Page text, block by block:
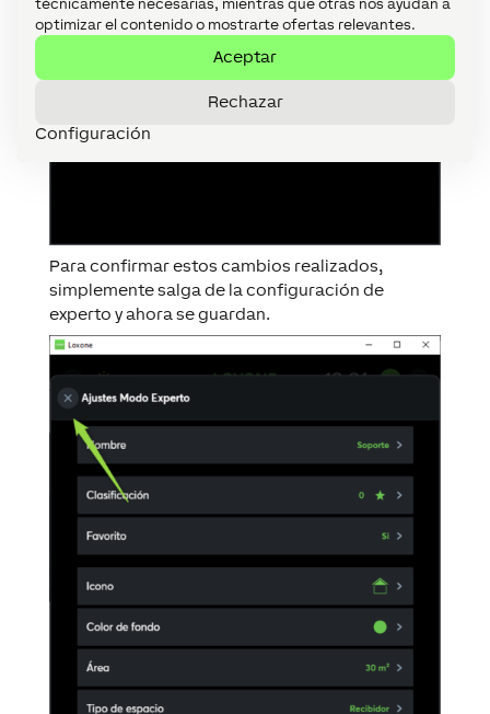
técnicamente necesarias, mientras que otras nos ayudan a
optimizar el contenido o mostrarte ofertas relevantes.
Aceptar
Rechazar
Configuración
Para confirmar estos cambios realizados,
simplemente salga de la configuración de
experto y ahora se guardan.